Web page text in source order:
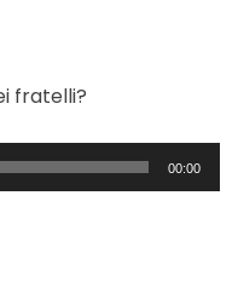
fratelli?
00:00